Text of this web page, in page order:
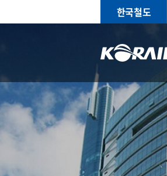
한국철도
CEO